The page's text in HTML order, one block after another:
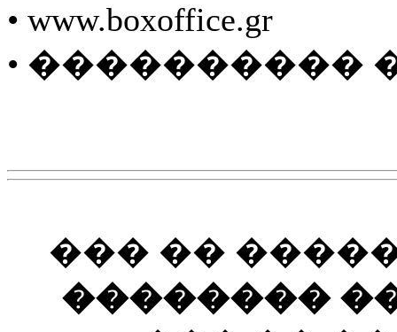
• www.boxoffice.gr
• ����������
��� ��
��������